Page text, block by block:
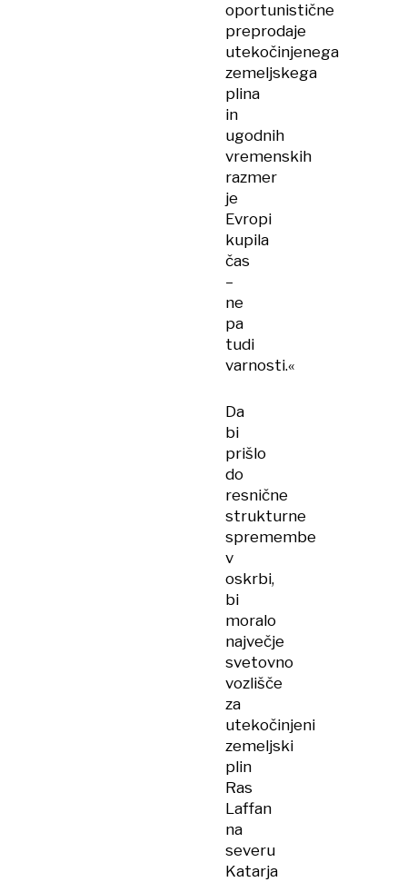
oportunistične
preprodaje
utekočinjenega
zemeljskega
plina
in
ugodnih
vremenskih
razmer
je
Evropi
kupila
čas
–
ne
pa
tudi
varnosti.«
Da
bi
prišlo
do
resnične
strukturne
spremembe
v
oskrbi,
bi
moralo
največje
svetovno
vozlišče
za
utekočinjeni
zemeljski
plin
Ras
Laffan
na
severu
Katarja